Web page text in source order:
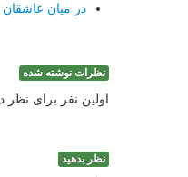
در میان عاشقان
نظرات نوشته شده
اولین نفر برای نظر
نظر بدهید